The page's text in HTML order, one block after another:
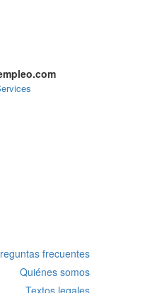
frecuentes
Quiénes somos
Textos legales